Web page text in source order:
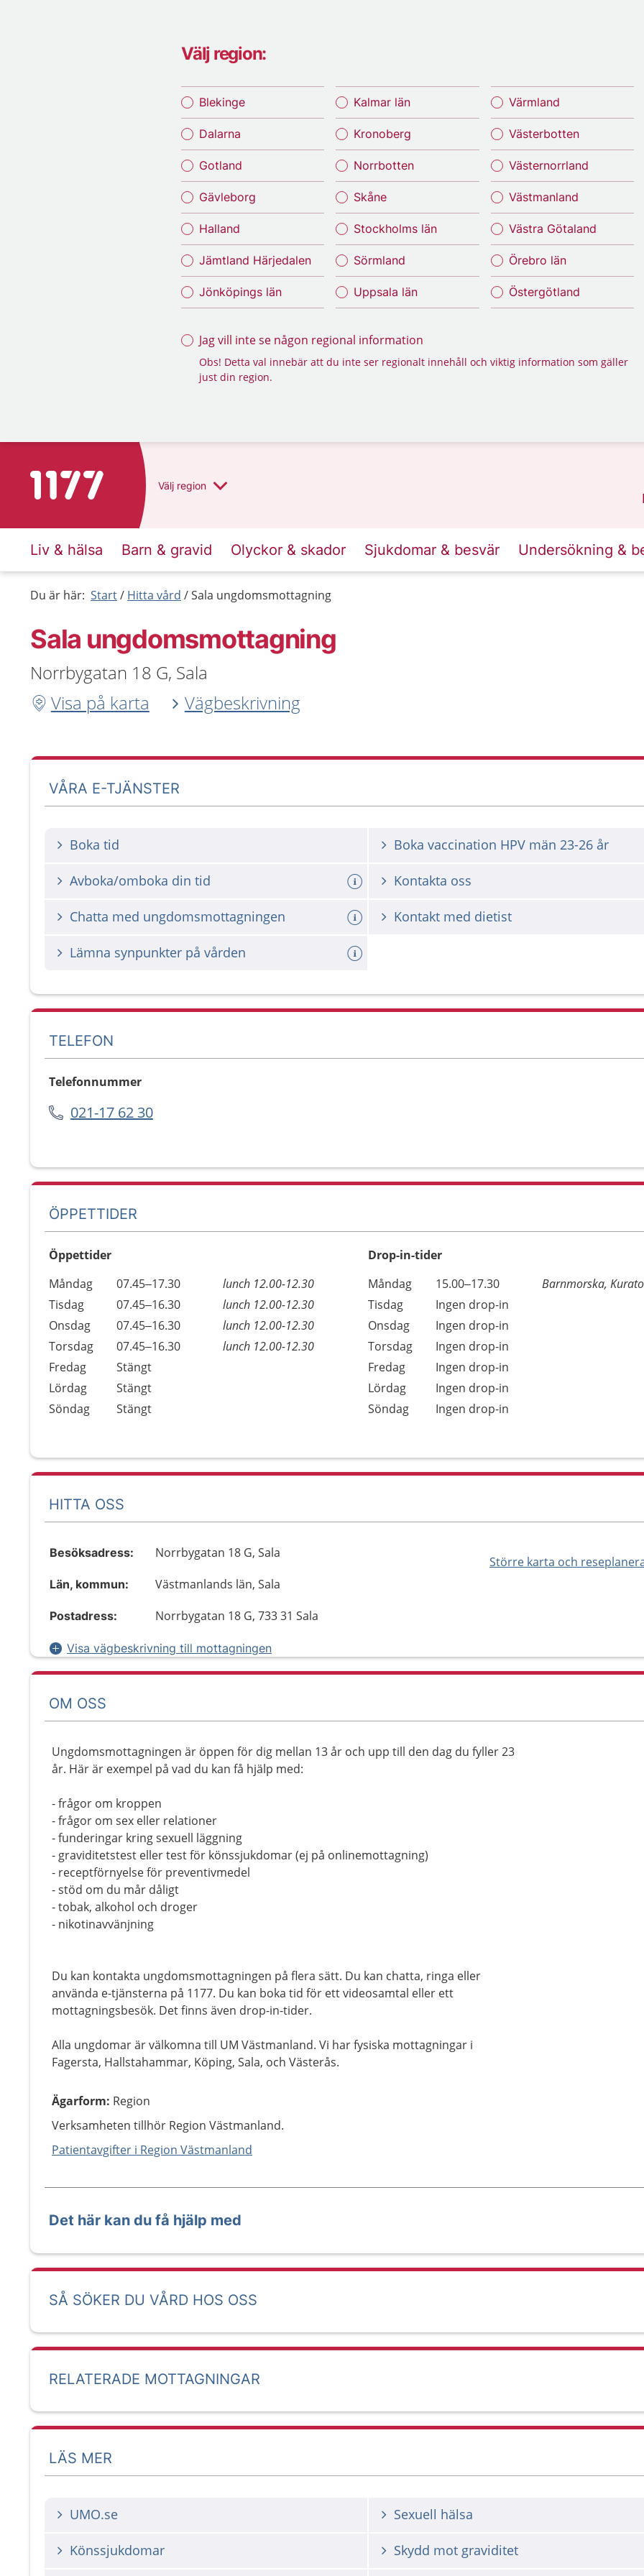
Välj region:
Blekinge
Dalarna
Gotland
Gävleborg
Halland
Jämtland Härjedalen
Jönköpings län
Kalmar län
Kronoberg
Norrbotten
Skåne
Stockholms län
Sörmland
Uppsala län
Värmland
Västerbotten
Västernorrland
Västmanland
Västra Götaland
Örebro län
Östergötland
Jag vill inte se någon regional information
Obs! Detta val innebär att du inte ser regionalt innehåll och viktig information som gäller
just din region.
Till startsidan för 1177 Välj region
Liv & hälsa Barn & gravid Olyckor & skador Sjukdomar & besvär Undersökning &
Du är här: Start Hitta vård Sala ungdomsmottagning
Sala ungdoms­mottagning
Norrbygatan 18 G, Sala
Visa på karta
Vägbeskrivning
VÅRA E-TJÄNSTER
Boka tid Boka vaccination HPV män 23-26 år
Avboka/omboka din tid Kontakta oss
Chatta med ungdomsmottagningen Kontakt med dietist
Lämna synpunkter på vården
TELEFON
Telefonnummer
021-17 62 30
ÖPPETTIDER
Öppettider
Dag
Öppettider
Kommentarer
Måndag 07.45–17.30
lunch 12.00-12.30
Tisdag
07.45–16.30
lunch 12.00-12.30
Onsdag
07.45–16.30
lunch 12.00-12.30
Torsdag
07.45–16.30
lunch 12.00-12.30
Fredag
Stängt
Lördag
Stängt
Söndag
Stängt
Drop-in-tider
Måndag
15.00–17.30
Barnmorska,
Tisdag
Ingen drop-in
Onsdag
Ingen drop-in
Torsdag
Ingen drop-in
Fredag
Ingen drop-in
Lördag
Ingen drop-in
Söndag
Ingen drop-in
HITTA OSS
Större karta och
Besöksadress: Norrbygatan 18 G, Sala
Län, kommun: Västmanlands län, Sala
Postadress: Norrbygatan 18 G, 733 31 Sala
Visa vägbeskrivning till mottagningen
OM OSS
Ungdomsmottagningen är öppen för dig mellan 13 år och upp till den dag du fyller 23
år. Här är exempel på vad du kan få hjälp med:
- frågor om kroppen
- frågor om sex eller relationer
- funderingar kring sexuell läggning
- graviditetstest eller test för könssjukdomar (ej på onlinemottagning)
- receptförnyelse för preventivmedel
- stöd om du mår dåligt
- tobak, alkohol och droger
- nikotinavvänjning
Du kan kontakta ungdomsmottagningen på flera sätt. Du kan chatta, ringa eller
använda e-tjänsterna på 1177. Du kan boka tid för ett videosamtal eller ett
mottagningsbesök. Det finns även drop-in-tider.
Alla ungdomar är välkomna till UM Västmanland. Vi har fysiska mottagningar i
Fagersta, Hallstahammar, Köping, Sala, och Västerås.
Ägarform: Region
Verksamheten tillhör Region Västmanland.
Patientavgifter i Region Västmanland
Det här kan du få hjälp med
SÅ SÖKER DU VÅRD HOS OSS
RELATERADE MOTTAGNINGAR
LÄS MER
UMO.se Sexuell hälsa
Könssjukdomar Skydd mot graviditet